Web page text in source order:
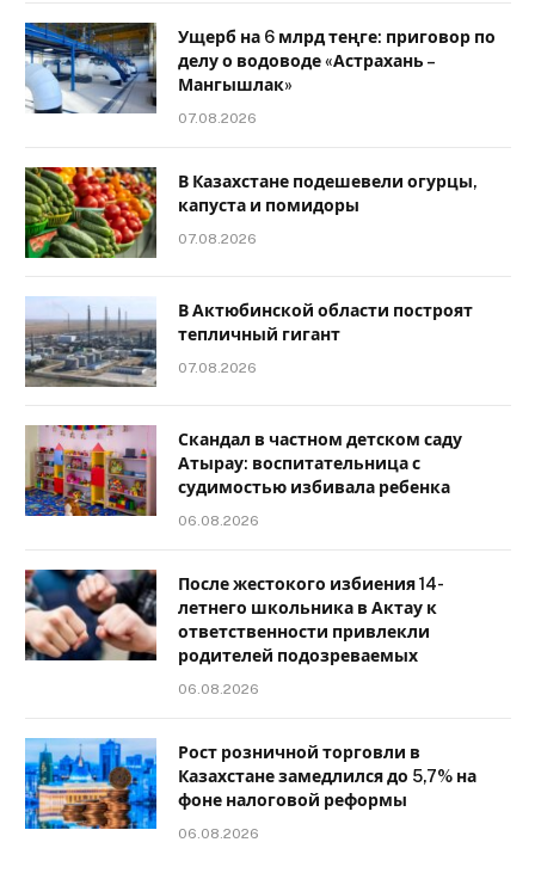
Ущерб на 6 млрд теңге: приговор по
делу о водоводе «Астрахань –
Мангышлак»
07.08.2026
В Казахстане подешевели огурцы,
капуста и помидоры
07.08.2026
В Актюбинской области построят
тепличный гигант
07.08.2026
Скандал в частном детском саду
Атырау: воспитательница с
судимостью избивала ребенка
06.08.2026
После жестокого избиения 14-
летнего школьника в Актау к
ответственности привлекли
родителей подозреваемых
06.08.2026
Рост розничной торговли в
Казахстане замедлился до 5,7% на
фоне налоговой реформы
06.08.2026